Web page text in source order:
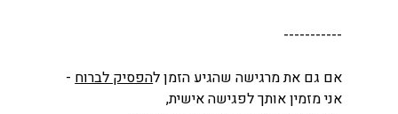
-----------
אם גם את מרגישה שהגיע הזמן להפסיק לברוח -
אני מזמין אותך לפגישה אישית,